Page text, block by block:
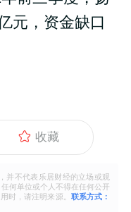
元，资金缺口
收藏
并不代表乐居财经的立场或观
何单位或个人不得在任何公开
时，请注明来源。 联系方式：